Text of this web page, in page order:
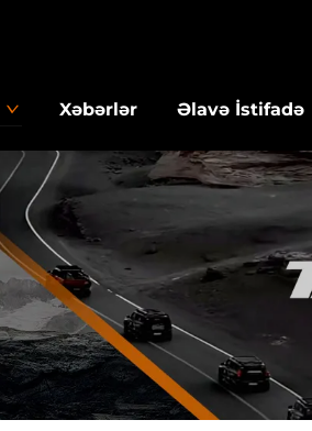
Xəbərlər Əlavə İstifadə